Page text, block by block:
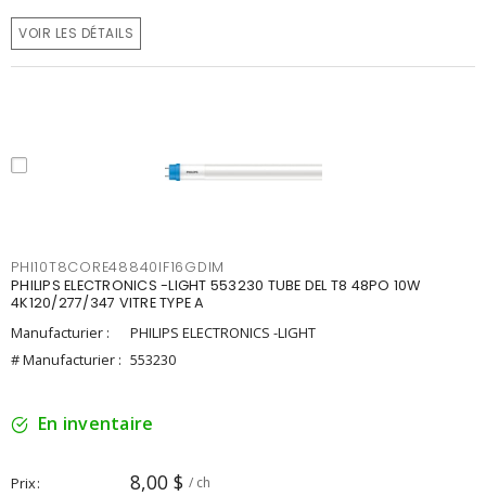
VOIR LES DÉTAILS
PHI10T8CORE48840IF16GDIM
PHILIPS ELECTRONICS -LIGHT 553230 TUBE DEL T8 48PO 10W
4K120/277/347 VITRE TYPE A
Manufacturier :
PHILIPS ELECTRONICS -LIGHT
# Manufacturier : 553230
En inventaire
Prix 8,00 $ / ch